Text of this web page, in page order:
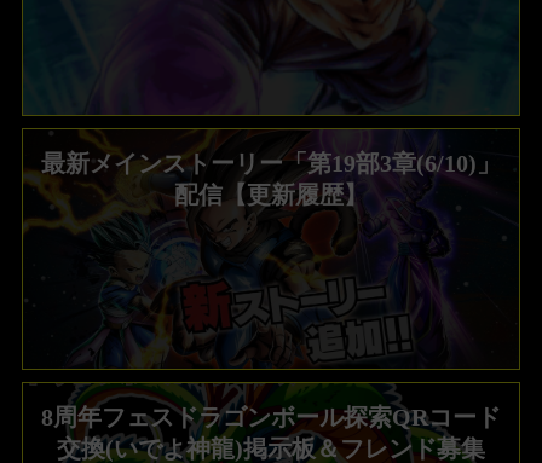
最新メインストーリー「第19部3章(6/10)」
配信【更新履歴】
8周年フェスドラゴンボール探索QRコード
交換(いでよ神龍)掲示板＆フレンド募集